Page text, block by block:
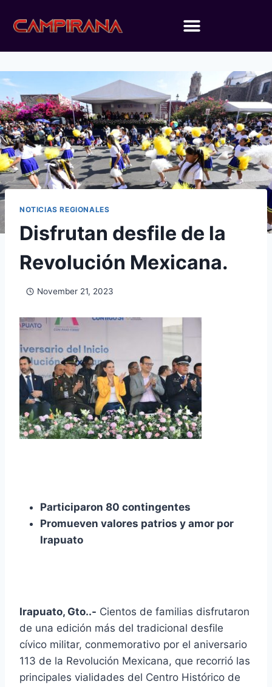
NOTICIAS REGIONALES
Disfrutan desfile de la
Revolución Mexicana.
November 21, 2023
Participaron 80 contingentes
Promueven valores patrios y amor por
Irapuato
Irapuato, Gto..- Cientos de familias disfrutaron
de una edición más del tradicional desfile
cívico militar, conmemorativo por el aniversario
113 de la Revolución Mexicana, que recorrió las
principales vialidades del Centro Histórico de